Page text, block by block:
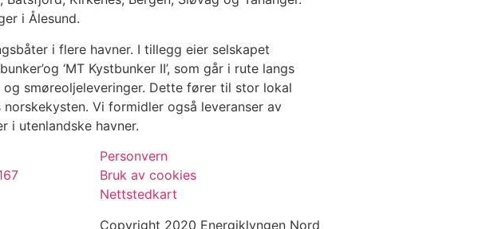
i Ålesund.
i flere havner. I tillegg eier selskapet
‘MT Kystbunker II’, som går i rute langs
smøreoljeleveringer. Dette fører til stor lokal
Vi formidler også leveranser av
i utenlandske havner.
Personvern
Bruk av cookies
Nettstedkart
Copyright 2020 Energiklyngen Nord